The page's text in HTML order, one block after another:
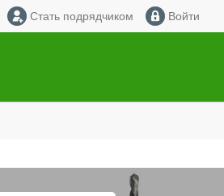
Стать подрядчиком Войти